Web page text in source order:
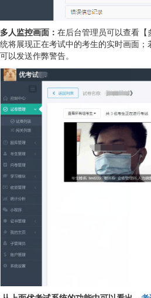
多人监控画面： 在后台管理员可以查看【
统将展现正在考试中的考生的实时画面
可以发送作弊警告。